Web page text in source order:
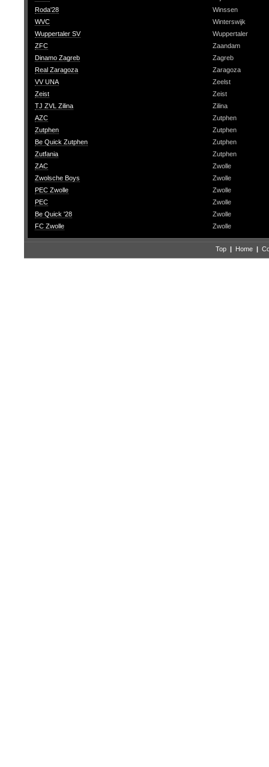
Roda'28
Winssen
WVC
Winterswijk
Wuppertaler SV
Wuppertaler
ZFC
Zaandam
Dinamo Zagreb
Zagreb
Real Zaragoza
Zaragoza
VV UNA
Zeelst
Zeist
Zeist
TJ ZVL Zilina
Zilina
AZC
Zutphen
Zutphen
Zutphen
Be Quick Zutphen
Zutphen
Zutfania
Zutphen
ZAC
Zwolle
Zwolsche Boys
Zwolle
PEC Zwolle
Zwolle
PEC
Zwolle
Be Quick '28
Zwolle
FC Zwolle
Zwolle
Top | Home |